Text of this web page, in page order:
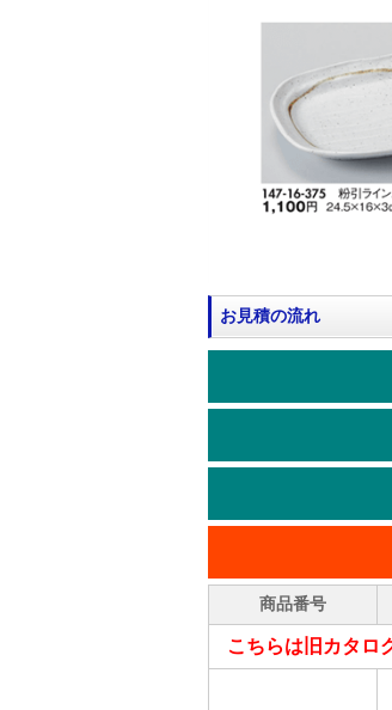
お見積の流れ
商品番号
こちらは旧カタロ